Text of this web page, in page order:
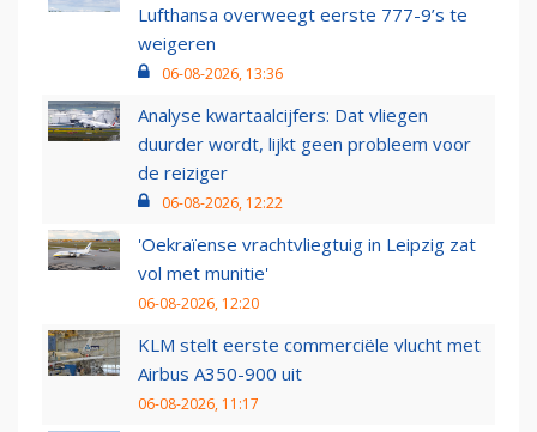
Lufthansa overweegt eerste 777-9’s te
weigeren
06-08-2026, 13:36
Analyse kwartaalcijfers: Dat vliegen
duurder wordt, lijkt geen probleem voor
de reiziger
06-08-2026, 12:22
'Oekraïense vrachtvliegtuig in Leipzig zat
vol met munitie'
06-08-2026, 12:20
KLM stelt eerste commerciële vlucht met
Airbus A350-900 uit
06-08-2026, 11:17